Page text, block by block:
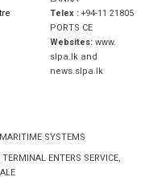
Telex :+94-11 21805
PORTS CE
Websites:www.
slpa.lk and
news.slpa.lk
SYSTEMS
ENTERS SERVICE,